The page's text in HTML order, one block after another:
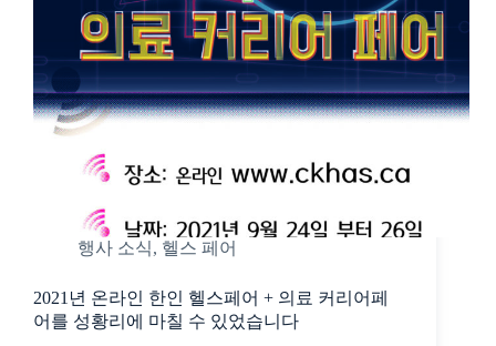
행사 소식, 헬스 페어
2021년 온라인 한인 헬스페어 + 의료 커리어페
어를 성황리에 마칠 수 있었습니다